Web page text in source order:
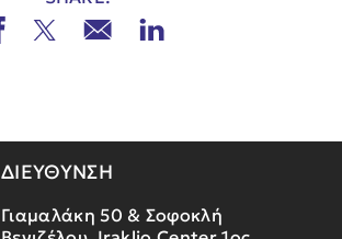
ΔΙΕΥΘΥΝΣΗ
Γιαμαλάκη 50 & Σοφοκλή